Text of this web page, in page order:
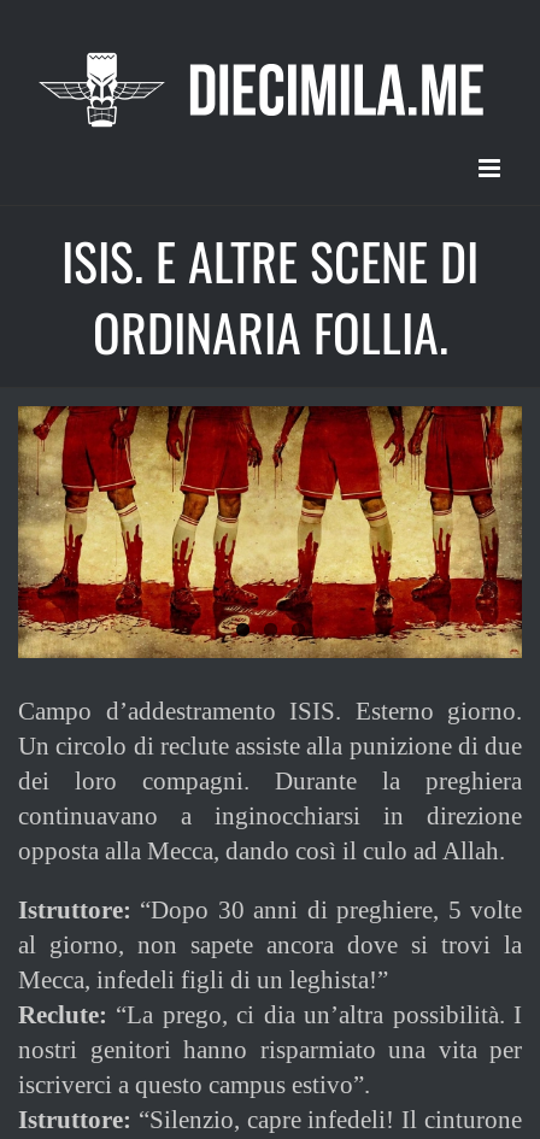
contenuto
ISIS. E ALTRE SCENE DI
ORDINARIA FOLLIA.
Ingrandisci
immagine
Campo d’addestramento ISIS. Esterno giorno.
Un circolo di reclute assiste alla punizione di due
dei loro compagni. Durante la preghiera
continuavano a inginocchiarsi in direzione
opposta alla Mecca, dando così il culo ad Allah.
Istruttore: “Dopo 30 anni di preghiere, 5 volte
al giorno, non sapete ancora dove si trovi la
Mecca, infedeli figli di un leghista!”
Reclute: “La prego, ci dia un’altra possibilità. I
nostri genitori hanno risparmiato una vita per
iscriverci a questo campus estivo”.
Istruttore: “Silenzio, capre infedeli! Il cinturone